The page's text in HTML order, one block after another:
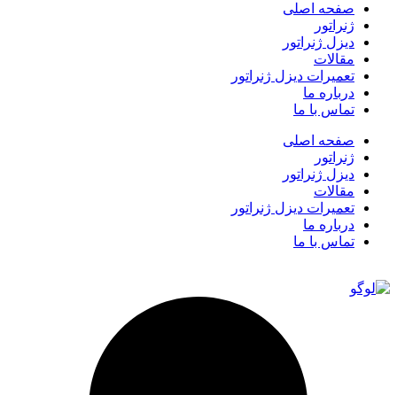
صفحه اصلی
ژنراتور
دیزل ژنراتور
مقالات
تعمیرات دیزل ژنراتور
درباره ما
تماس با ما
صفحه اصلی
ژنراتور
دیزل ژنراتور
مقالات
تعمیرات دیزل ژنراتور
درباره ما
تماس با ما